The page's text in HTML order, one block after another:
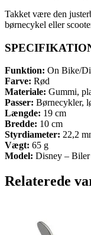
Takket være den
børnecykel eller
Funktion: On Bike/
Farve: Rød
Materiale: Gummi,
Passer: Børnecykler,
Længde: 19 cm
Bredde: 10 cm
Styrdiameter: 22,2
Vægt: 65 g
Model: Disney –
Relaterede